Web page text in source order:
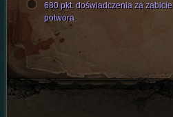
680 pkt. doświadczenia za zabicie
potwora